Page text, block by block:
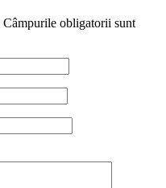
Câmpurile obligatorii sunt